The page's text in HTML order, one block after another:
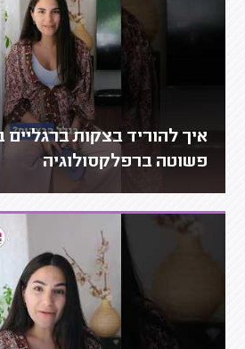
איך להוריד בצקות ברגליים
פשוטה ברפלקסולוגיה